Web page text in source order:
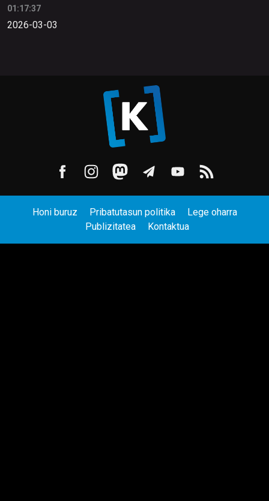
01:17:37
2026-03-03
Honi buruz Pribatutasun politika
Lege oharra
Publizitatea
Kontaktua